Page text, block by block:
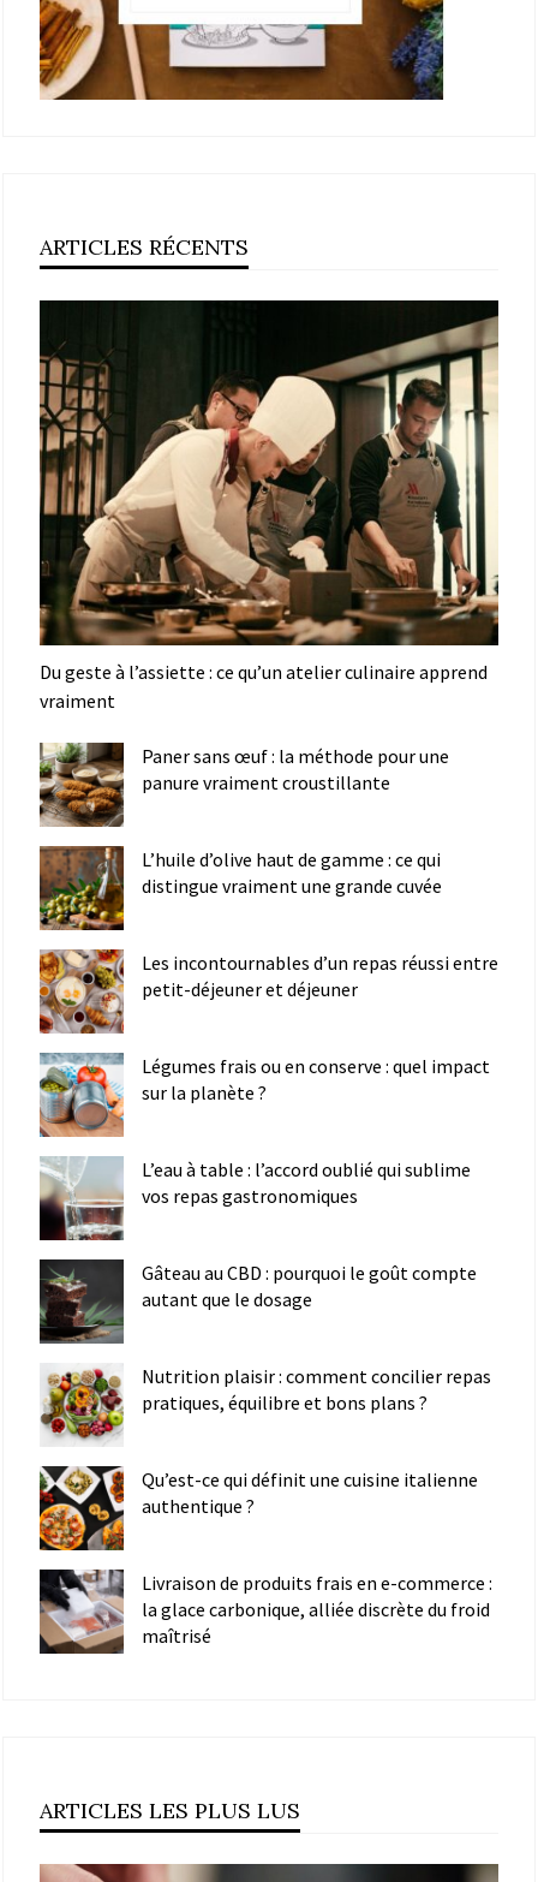
ARTICLES RÉCENTS
Du geste à l’assiette : ce qu’un atelier culinaire apprend
vraiment
Paner sans œuf : la méthode pour une
panure vraiment croustillante
L’huile d’olive haut de gamme : ce qui
distingue vraiment une grande cuvée
Les incontournables d’un repas réussi entre
petit-déjeuner et déjeuner
Légumes frais ou en conserve : quel impact
sur la planète ?
L’eau à table : l’accord oublié qui sublime
vos repas gastronomiques
Gâteau au CBD : pourquoi le goût compte
autant que le dosage
Nutrition plaisir : comment concilier repas
pratiques, équilibre et bons plans ?
Qu’est-ce qui définit une cuisine italienne
authentique ?
Livraison de produits frais en e-commerce :
la glace carbonique, alliée discrète du froid
maîtrisé
ARTICLES LES PLUS LUS